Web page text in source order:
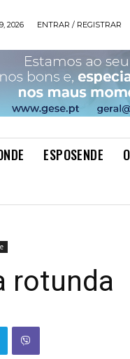
2026 ENTRAR / REGISTRAR
ESPOSENDE
rotunda